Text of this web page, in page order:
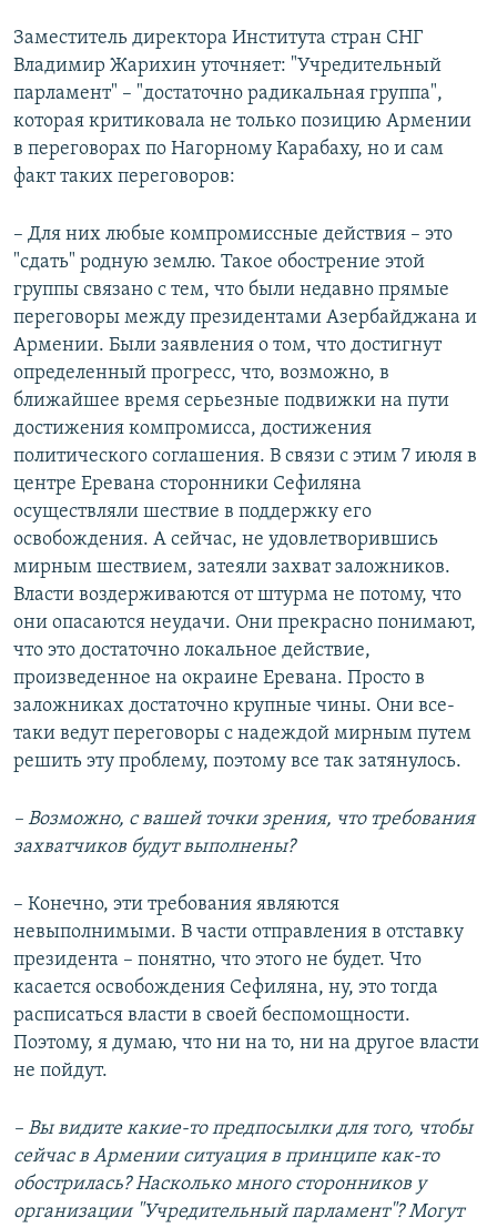
Заместитель директора Института стран СНГ
Владимир Жарихин уточняет: "Учредительный
парламент" – "достаточно радикальная группа",
которая критиковала не только позицию Армении
в переговорах по Нагорному Карабаху, но и сам
факт таких переговоров:
– Для них любые компромиссные действия – это
"сдать" родную землю. Такое обострение этой
группы связано с тем, что были недавно прямые
переговоры между президентами Азербайджана и
Армении. Были заявления о том, что достигнут
определенный прогресс, что, возможно, в
ближайшее время серьезные подвижки на пути
достижения компромисса, достижения
политического соглашения. В связи с этим 7 июля в
центре Еревана сторонники Сефиляна
осуществляли шествие в поддержку его
освобождения. А сейчас, не удовлетворившись
мирным шествием, затеяли захват заложников.
Власти воздерживаются от штурма не потому, что
они опасаются неудачи. Они прекрасно понимают,
что это достаточно локальное действие,
произведенное на окраине Еревана. Просто в
заложниках достаточно крупные чины. Они все-
таки ведут переговоры с надеждой мирным путем
решить эту проблему, поэтому все так затянулось.
– Возможно, с вашей точки зрения, что требования
захватчиков будут выполнены?
– Конечно, эти требования являются
невыполнимыми. В части отправления в отставку
президента – понятно, что этого не будет. Что
касается освобождения Сефиляна, ну, это тогда
расписаться власти в своей беспомощности.
Поэтому, я думаю, что ни на то, ни на другое власти
не пойдут.
– Вы видите какие-то предпосылки для того, чтобы
сейчас в Армении ситуация в принципе как-то
обострилась? Насколько много сторонников у
организации "Учредительный парламент"? Могут